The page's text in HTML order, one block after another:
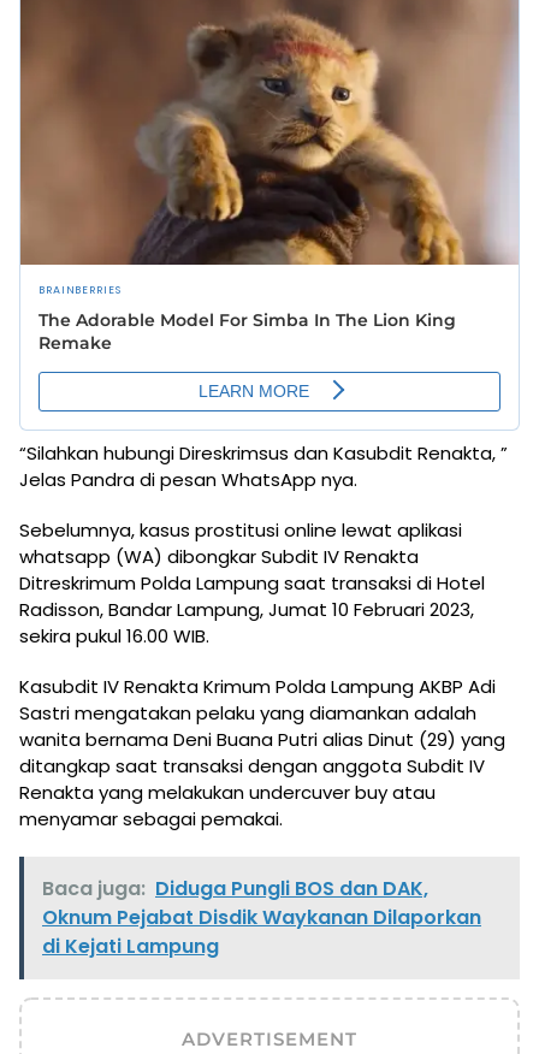
“Silahkan hubungi Direskrimsus dan Kasubdit Renakta, ”
Jelas Pandra di pesan WhatsApp nya.
Sebelumnya, kasus prostitusi online lewat aplikasi
whatsapp (WA) dibongkar Subdit IV Renakta
Ditreskrimum Polda Lampung saat transaksi di Hotel
Radisson, Bandar Lampung, Jumat 10 Februari 2023,
sekira pukul 16.00 WIB.
Kasubdit IV Renakta Krimum Polda Lampung AKBP Adi
Sastri mengatakan pelaku yang diamankan adalah
wanita bernama Deni Buana Putri alias Dinut (29) yang
ditangkap saat transaksi dengan anggota Subdit IV
Renakta yang melakukan undercuver buy atau
menyamar sebagai pemakai.
Baca juga: Diduga Pungli BOS dan DAK,
Oknum Pejabat Disdik Waykanan Dilaporkan
di Kejati Lampung
ADVERTISEMENT